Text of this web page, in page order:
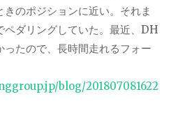
のポジションに近い。それま
ダリングしていた。最近、 DH
たので、長時間走れるフォー
blog/201807081622